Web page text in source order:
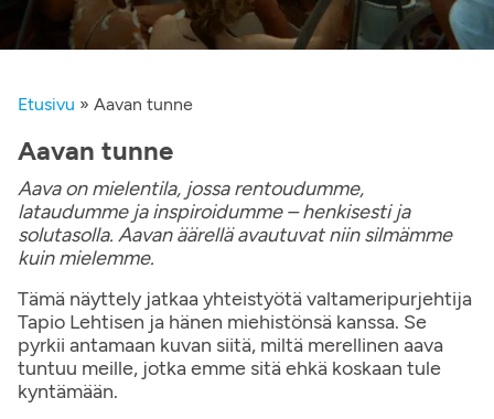
Etusivu » Aavan tunne
Aavan tunne
Aava on mielentila, jossa rentoudumme,
lataudumme ja inspiroidumme – henkisesti ja
solutasolla. Aavan äärellä avautuvat niin silmämme
kuin mielemme.
Tämä näyttely jatkaa yhteistyötä valtameripurjehtija
Tapio Lehtisen ja hänen miehistönsä kanssa. Se
pyrkii antamaan kuvan siitä, miltä merellinen aava
tuntuu meille, jotka emme sitä ehkä koskaan tule
kyntämään.